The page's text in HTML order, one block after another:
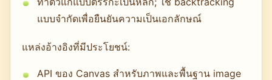
แบบจำกัดเพื่อยืนยันความเป็นเอกลักษณ์
แหล่งอ้างอิงที่มีประโยชน์:
API ของ Canvas สำหรับภาพและพื้นฐาน image